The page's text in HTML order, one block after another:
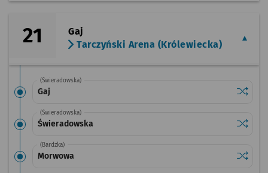
21
Gaj
Tarczyński Arena (Królewiecka)
(Świeradowska)
Gaj
(Świeradowska)
Świeradowska
(Bardzka)
Morwowa